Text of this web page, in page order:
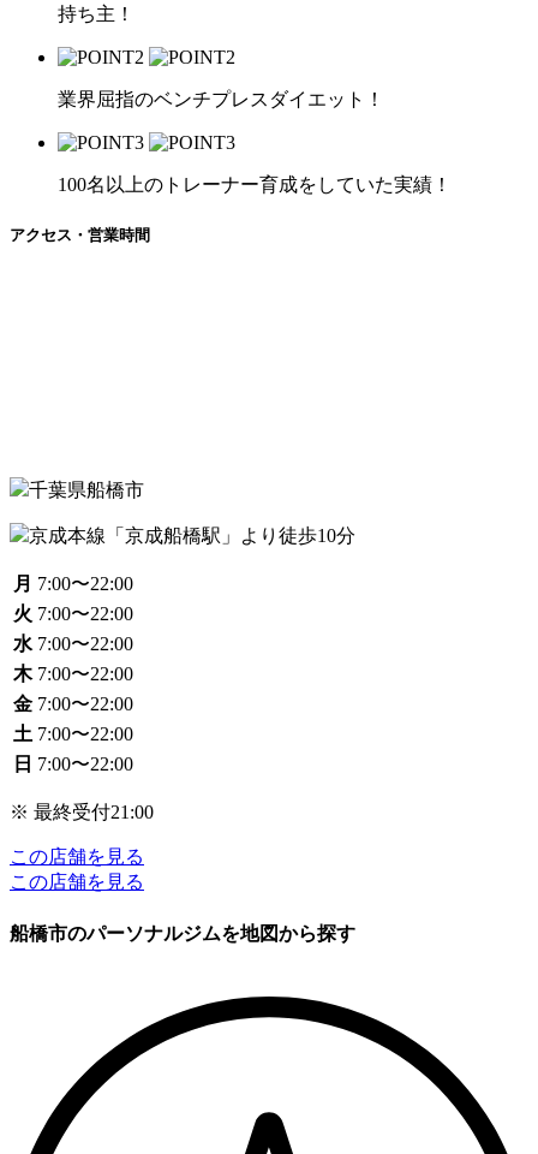
持ち主！
業界屈指のベンチプレスダイエット！
100名以上のトレーナー育成をしていた実績！
アクセス・営業時間
千葉県船橋市
京成本線「京成船橋駅」より徒歩10分
月 7:00〜22:00
火 7:00〜22:00
水 7:00〜22:00
木 7:00〜22:00
金 7:00〜22:00
土 7:00〜22:00
日 7:00〜22:00
※ 最終受付21:00
この店舗を見る
この店舗を見る
船橋市のパーソナルジムを地図から探す